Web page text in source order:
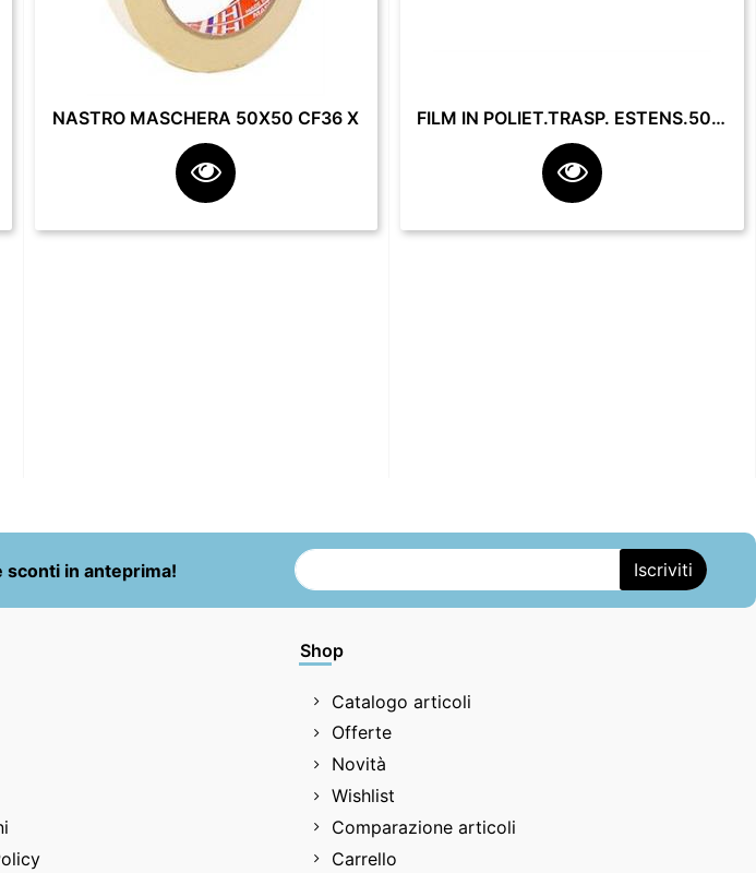
NASTRO MASCHERA 50X50 CF36 X FILM IN POLIET.TRASP. ESTENS.50 CM 23 MY 2.2 KG **
sconti in anteprima!
Shop
Catalogo articoli
Offerte
Novità
Wishlist
Comparazione articoli
Carrello